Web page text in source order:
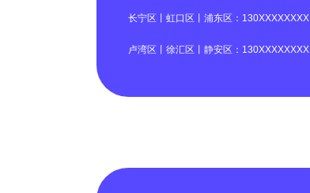
长宁区丨虹口区丨浦东区：130XXXXXXXX
卢湾区丨徐汇区丨静安区：130XXXXXXXX